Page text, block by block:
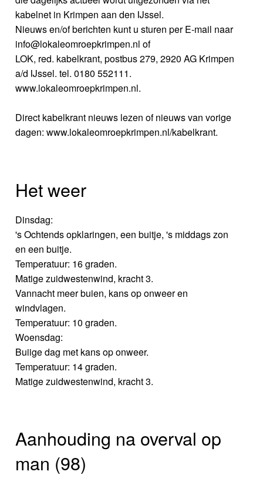
kabelnet in Krimpen aan den IJssel.
Nieuws en/of berichten kunt u sturen per E-mail naar
info@lokaleomroepkrimpen.nl of
LOK, red. kabelkrant, postbus 279, 2920 AG Krimpen
a/d IJssel. tel. 0180 552111.
www.lokaleomroepkrimpen.nl.
Direct kabelkrant nieuws lezen of nieuws van vorige
dagen: www.lokaleomroepkrimpen.nl/kabelkrant.
Het weer
Dinsdag:
's Ochtends opklaringen, een buitje, 's middags zon
en een buitje.
Temperatuur: 16 graden.
Matige zuidwestenwind, kracht 3.
Vannacht meer buien, kans op onweer en
windvlagen.
Temperatuur: 10 graden.
Woensdag:
Buiige dag met kans op onweer.
Temperatuur: 14 graden.
Matige zuidwestenwind, kracht 3.
Aanhouding na overval op
man (98)